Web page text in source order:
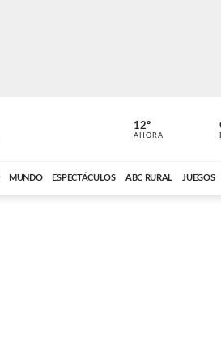
LA
ABC CARDINAL
12º
AHORA
MUNDO ESPECTÁCULOS ABC RURAL JUEGOS